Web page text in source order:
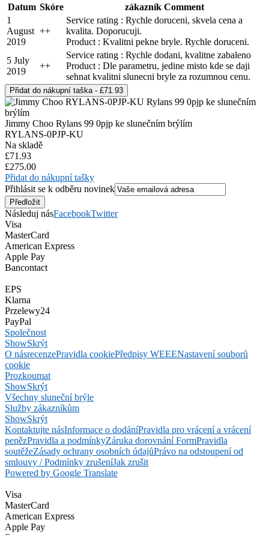
Datum Skóre
zákazník Comment
1
August
2019
++
Service rating : Rychle doruceni, skvela cena a
kvalita. Doporucuji.
Product : Kvalitni pekne bryle. Rychle doruceni.
5 July
2019
++
Service rating : Rychle dodani, kvalitne zabaleno
Product : Dle parametru, jedine misto kde se daji
sehnat kvalitni slunecni bryle za rozumnou cenu.
Jimmy Choo Rylans 99 0pjp ke slunečním brýlím
RYLANS-0PJP-KU
Na skladě
£71.93
£275.00
Přidat do nákupní tašky
Přihlásit se k odběru novinek
Následuj násFacebookTwitter
Visa
MasterCard
American Express
Apple Pay
Bancontact
EPS
Klarna
Przelewy24
PayPal
Společnost
ShowSkrýt
O násrecenzePravidla cookiePředpisy WEEENastavení souborů
cookie
Prozkoumat
ShowSkrýt
Všechny sluneční brýle
Služby zákazníkům
ShowSkrýt
Kontaktujte násInformace o dodáníPravidla pro vrácení a vrácení
penězPravidla a podmínkyZáruka dorovnání FormPravidla
soutěžeZásady ochrany osobních údajůPrávo na odstoupení od
smlouvy / Podmínky zrušeníJak zrušit
Powered by Google Translate
Visa
MasterCard
American Express
Apple Pay